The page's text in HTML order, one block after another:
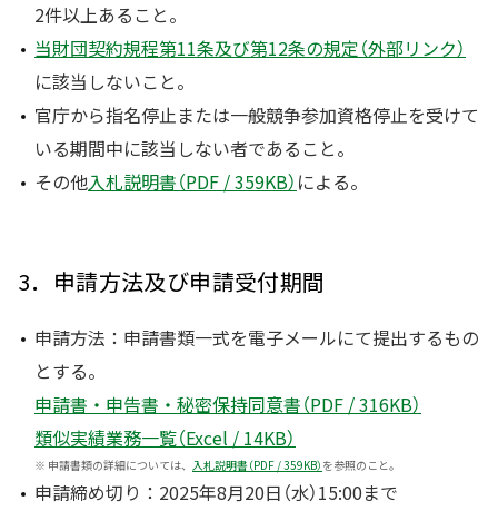
2件以上あること。
当財団契約規程第11条及び第12条の規定（外部リンク）
に該当しないこと。
官庁から指名停止または一般競争参加資格停止を受けて
いる期間中に該当しない者であること。
その他入札説明書（PDF / 359KB） による。
3．申請方法及び申請受付期間
申請方法：申請書類一式を電子メールにて提出するもの
とする。
申請書・申告書・秘密保持同意書（PDF / 316KB）
類似実績業務一覧（Excel / 14KB）
※ 申請書類の詳細については、 入札説明書（PDF / 359KB） を参照のこと。
申請締め切り：2025年8月20日（水）15:00まで